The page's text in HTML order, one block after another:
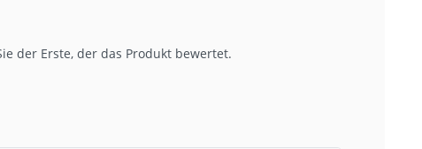
der Erste, der das Produkt bewertet.